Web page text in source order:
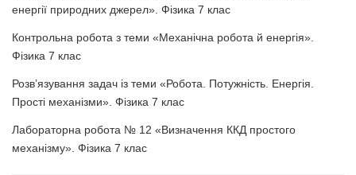
енергії природних джерел». Фізика 7 клас
Контрольна робота з теми «Механічна робота й енергія».
Фізика 7 клас
Розв’язування задач із теми «Робота. Потужність. Енергія.
Прості механізми». Фізика 7 клас
Лабораторна робота № 12 «Визначення ККД простого
механізму». Фізика 7 клас